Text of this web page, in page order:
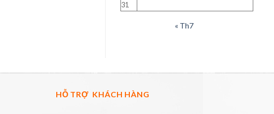
31
« Th7
HỖ TRỢ KHÁCH HÀNG